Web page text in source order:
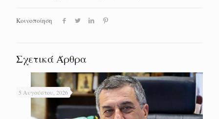
Κοινοποίηση
Σχετικά Άρθρα
5 Αυγούστου, 2026